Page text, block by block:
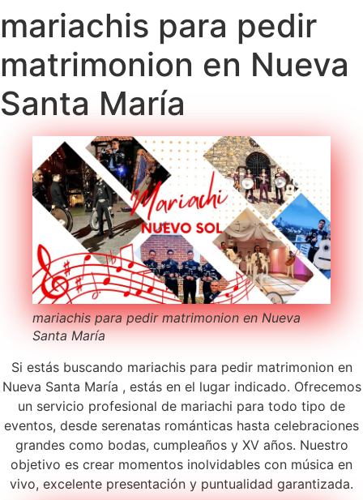
mariachis para pedir
matrimonion en Nueva
Santa María
mariachis para pedir matrimonion en Nueva
Santa María
Si estás buscando mariachis para pedir matrimonion en
Nueva Santa María , estás en el lugar indicado. Ofrecemos
un servicio profesional de mariachi para todo tipo de
eventos, desde serenatas románticas hasta celebraciones
grandes como bodas, cumpleaños y XV años. Nuestro
objetivo es crear momentos inolvidables con música en
vivo, excelente presentación y puntualidad garantizada.